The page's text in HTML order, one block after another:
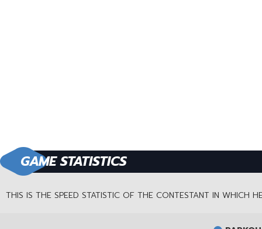
GAME STATISTICS
THIS IS THE SPEED STATISTIC OF THE CONTESTANT IN WHICH